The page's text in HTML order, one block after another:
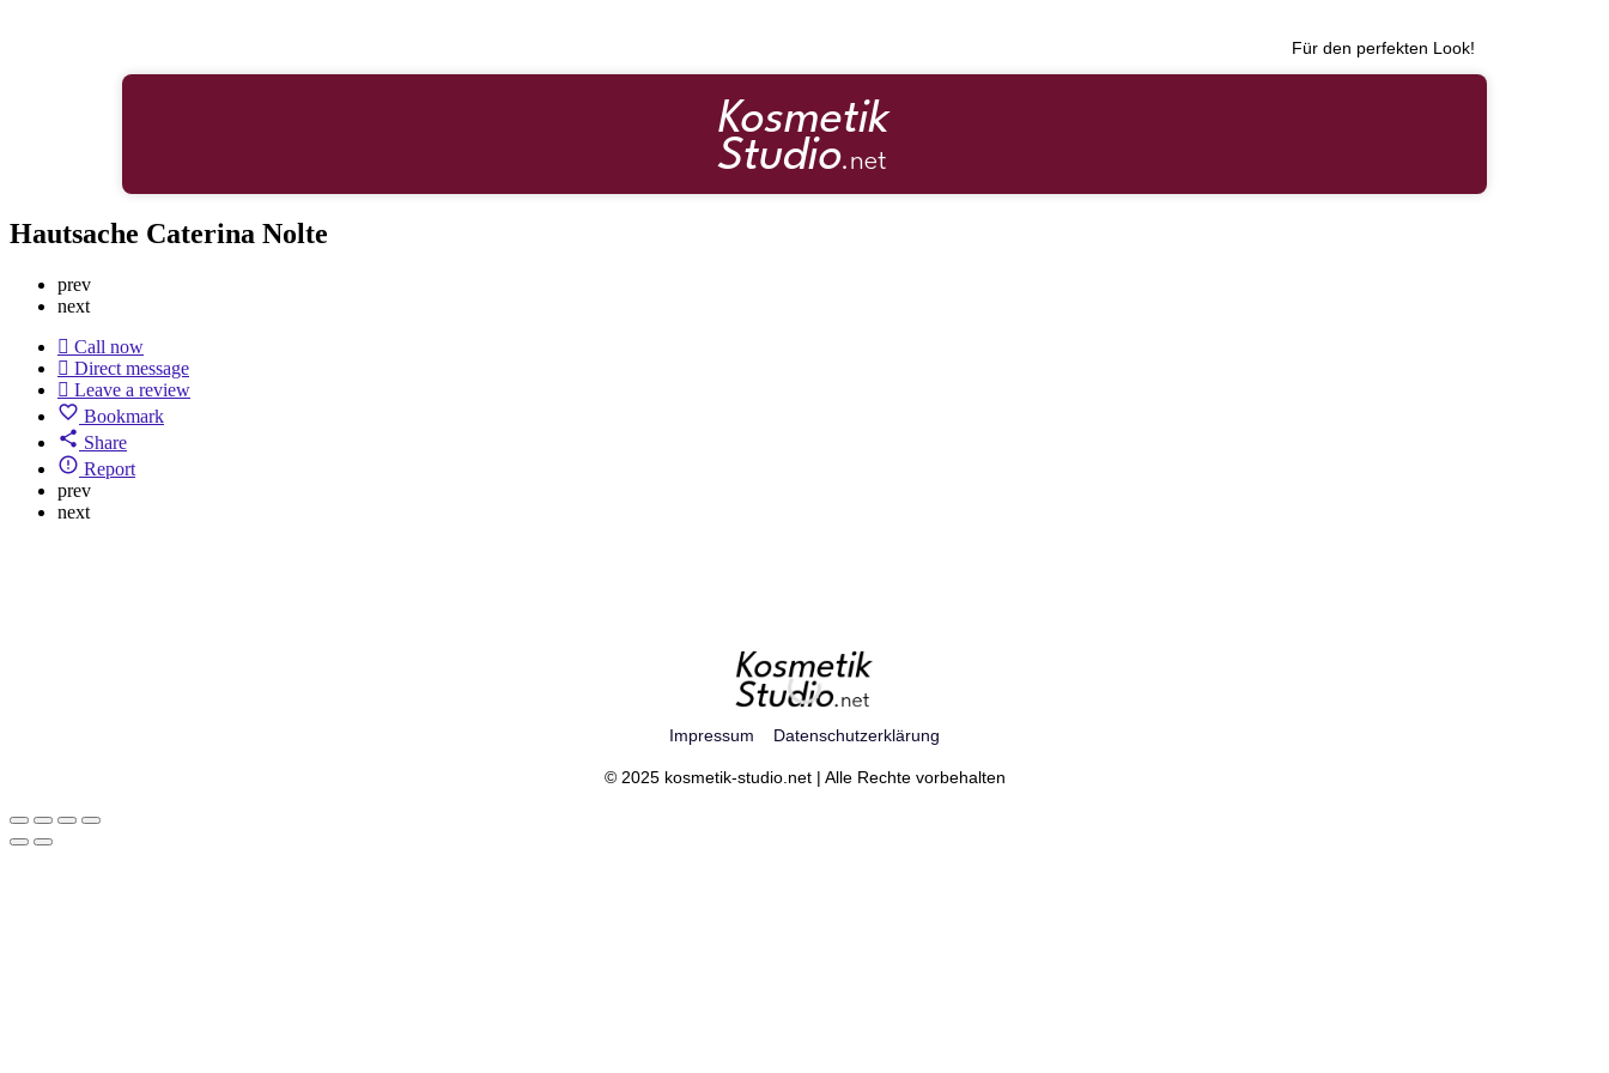
Für den perfekten Look!
Hautsache Caterina Nolte
prev
next
Call now
Direct message
Leave a review
Bookmark
Share
Report
prev
next
Impressum Datenschutzerklärung
© 2025 kosmetik-studio.net | Alle Rechte vorbehalten